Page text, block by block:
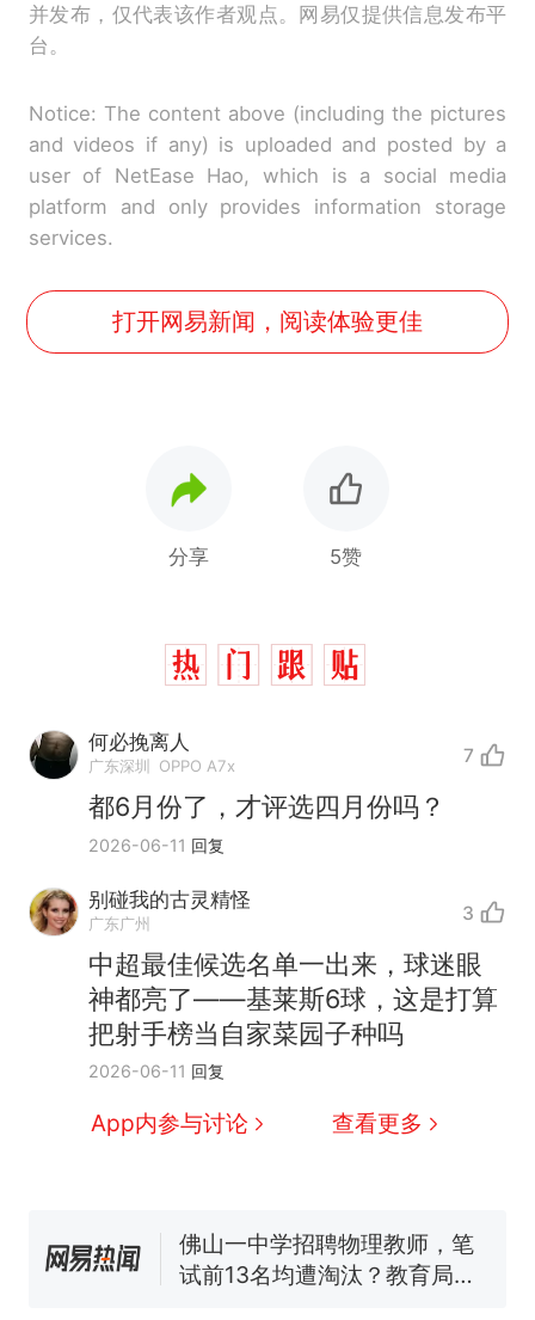
并发布，仅代表该作者观点。网易仅提供信息发布平
台。
Notice: The content above (including the pictures
and videos if any) is uploaded and posted by a
user of NetEase Hao, which is a social media
platform and only provides information storage
services.
打开网易新闻，阅读体验更佳
分享 5赞
何必挽离人
广东深圳 OPPO A7x 7
都6月份了，才评选四月份吗？
2026-06-11 回复
别碰我的古灵精怪
广东广州 3
中超最佳候选名单一出来，球迷眼
神都亮了——基莱斯6球，这是打算
把射手榜当自家菜园子种吗
2026-06-11 回复
App内参与讨论 查看更多
热
那个在床头放菜刀的女孩，
因老师一句“跟我回家”改写了
人生
新 费大厨“全国小炒肉大王”称
号，仅凭视频评出？中国烹饪
协会回应
美国渔民钓获鲨鱼徒手将其拽
佛山一中学招聘物理教师，笔
试前13名均遭淘汰？教育局：